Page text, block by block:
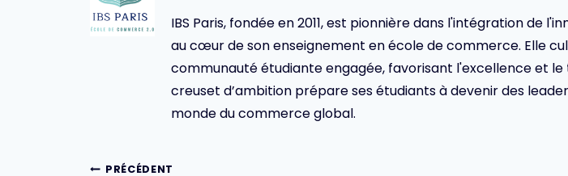
IBS Paris, fondée en 2011, est pionnière dans l'intégration de
au cœur de son enseignement en école de commerce. Elle
communauté étudiante engagée, favorisant l'excellence et le
creuset d’ambition prépare ses étudiants à devenir des
monde du commerce global.
PRÉCÉDENT